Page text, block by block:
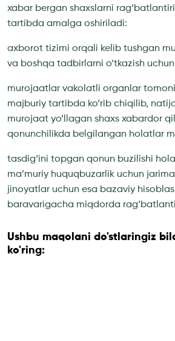
xabar bergan shaxslarni
tartibda amalga oshiriladi:
axborot tizimi orqali kelib tushgan
va boshqa tadbirlarni o‘tkazish uchun
murojaatlar vakolatli organlar
majburiy tartibda ko‘rib chiqilib,
murojaat yo‘llagan shaxs xabardor
qonunchilikda belgilangan holatlar
tasdig‘ini topgan qonun buzilishi
ma’muriy huquqbuzarlik uchun
jinoyatlar uchun esa bazaviy
baravarigacha miqdorda
Ushbu maqolani do'stlaringiz
ko'ring: